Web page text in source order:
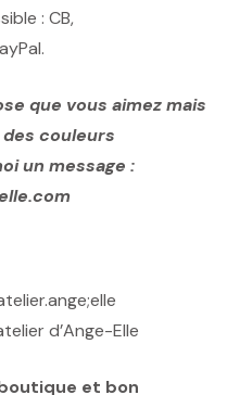
: CB,
que vous aimez mais
couleurs
un message :
d’Ange-Elle
et bon